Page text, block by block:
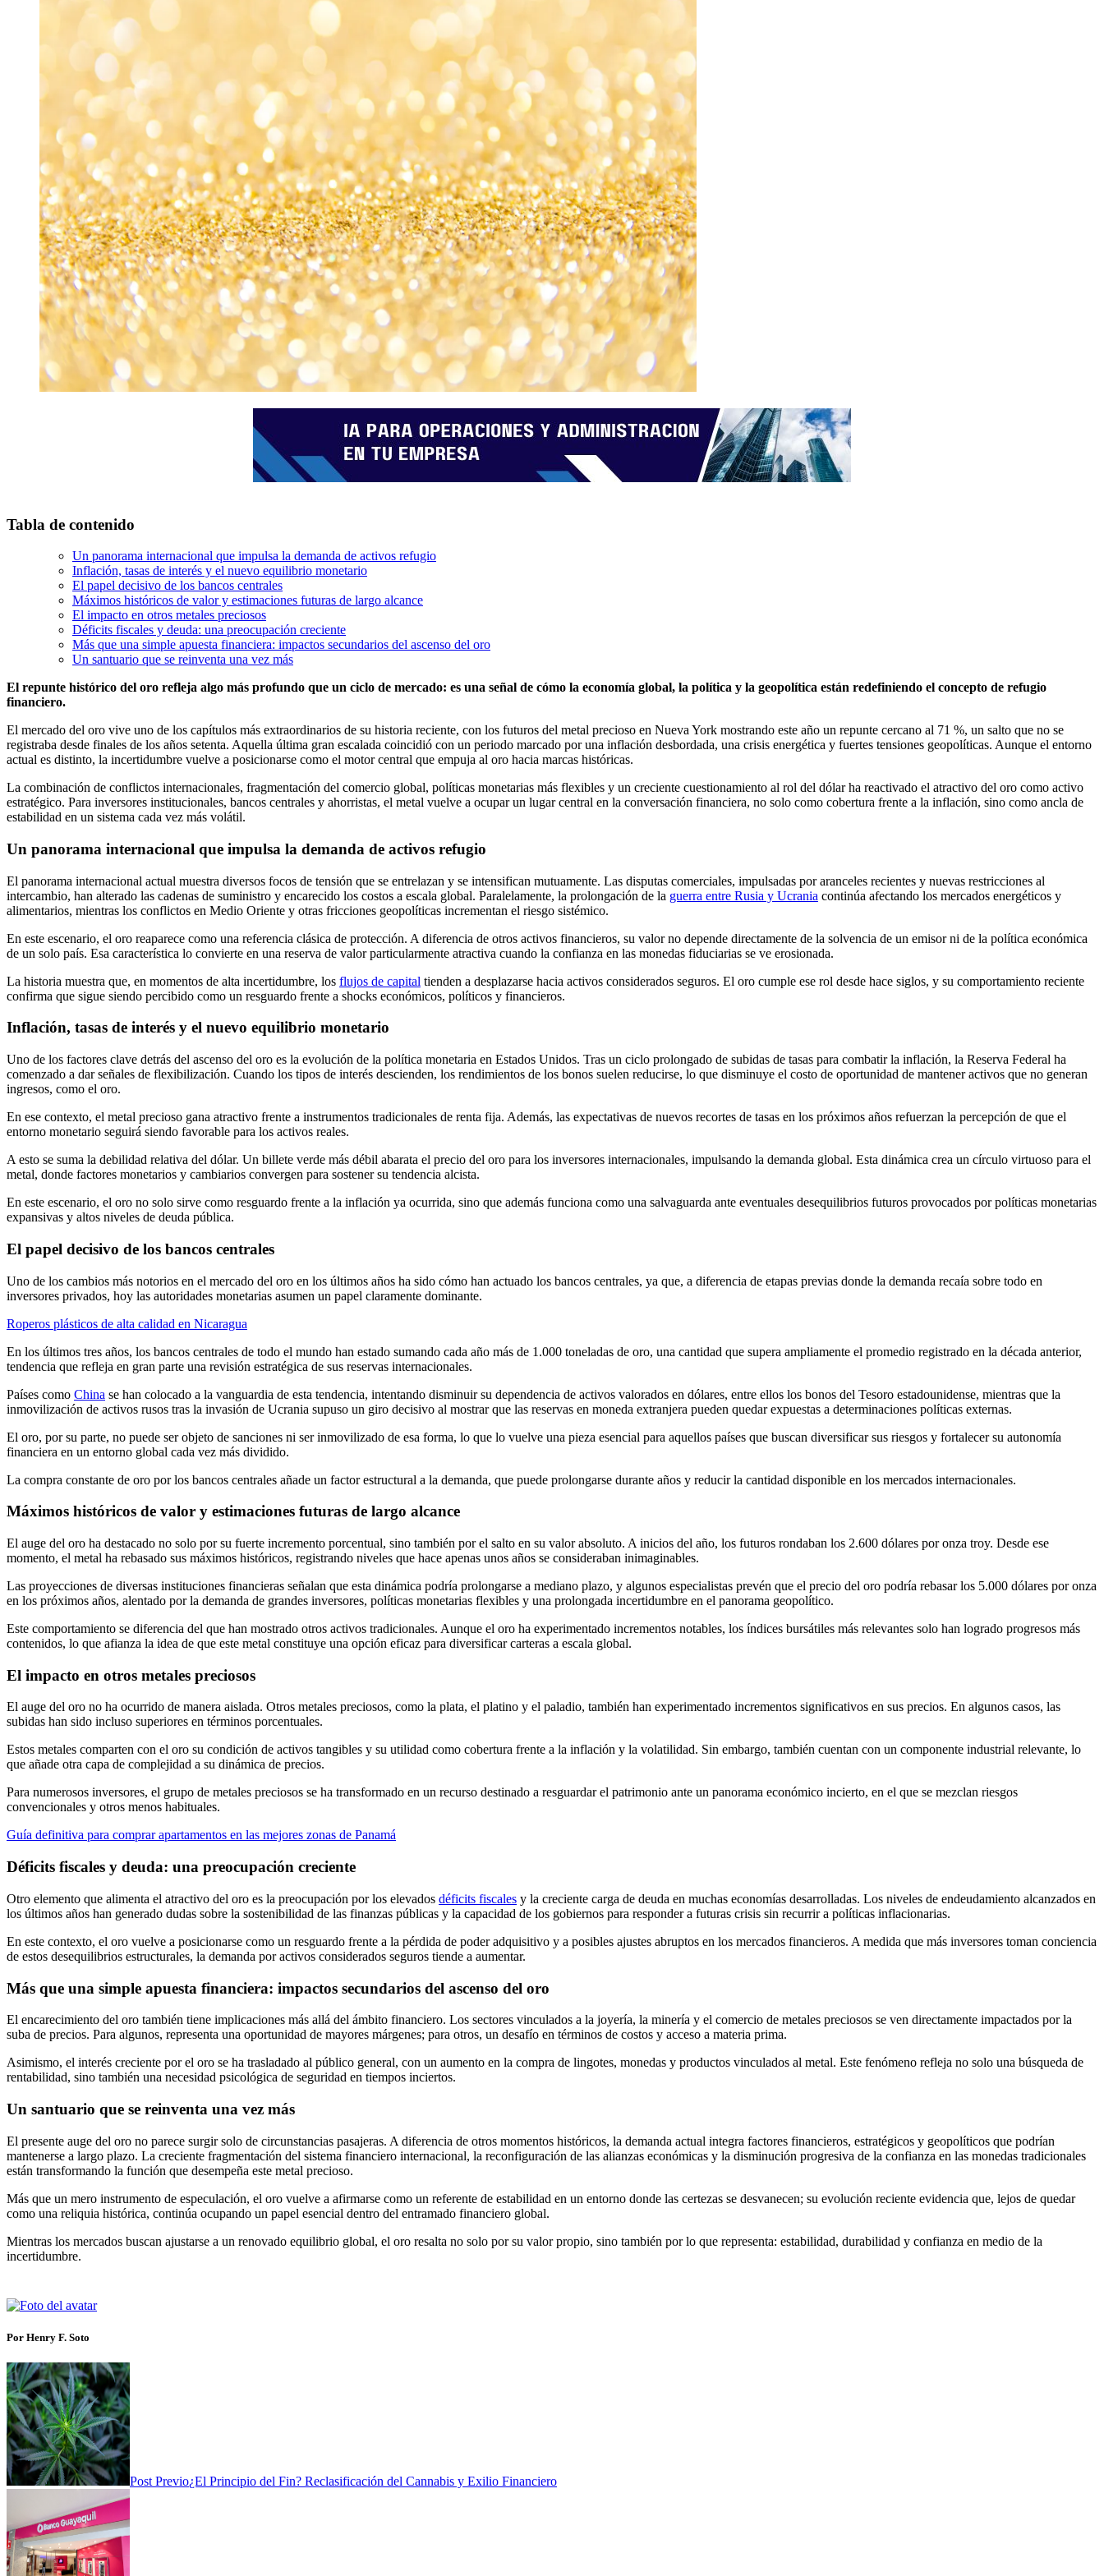
Tabla de contenido
Un panorama internacional que impulsa la demanda de activos refugio
Inflación, tasas de interés y el nuevo equilibrio monetario
El papel decisivo de los bancos centrales
Máximos históricos de valor y estimaciones futuras de largo alcance
El impacto en otros metales preciosos
Déficits fiscales y deuda: una preocupación creciente
Más que una simple apuesta financiera: impactos secundarios del ascenso del oro
Un santuario que se reinventa una vez más
El repunte histórico del oro refleja algo más profundo que un ciclo de mercado: es una señal de cómo la economía global, la política y la geopolítica están redefiniendo el concepto de refugio
financiero.
El mercado del oro vive uno de los capítulos más extraordinarios de su historia reciente, con los futuros del metal precioso en Nueva York mostrando este año un repunte cercano al 71 %, un salto que no se
registraba desde finales de los años setenta. Aquella última gran escalada coincidió con un periodo marcado por una inflación desbordada, una crisis energética y fuertes tensiones geopolíticas. Aunque el entorno
actual es distinto, la incertidumbre vuelve a posicionarse como el motor central que empuja al oro hacia marcas históricas.
La combinación de conflictos internacionales, fragmentación del comercio global, políticas monetarias más flexibles y un creciente cuestionamiento al rol del dólar ha reactivado el atractivo del oro como activo
estratégico. Para inversores institucionales, bancos centrales y ahorristas, el metal vuelve a ocupar un lugar central en la conversación financiera, no solo como cobertura frente a la inflación, sino como ancla de
estabilidad en un sistema cada vez más volátil.
Un panorama internacional que impulsa la demanda de activos refugio
El panorama internacional actual muestra diversos focos de tensión que se entrelazan y se intensifican mutuamente. Las disputas comerciales, impulsadas por aranceles recientes y nuevas restricciones al
intercambio, han alterado las cadenas de suministro y encarecido los costos a escala global. Paralelamente, la prolongación de la guerra entre Rusia y Ucrania continúa afectando los mercados energéticos y
alimentarios, mientras los conflictos en Medio Oriente y otras fricciones geopolíticas incrementan el riesgo sistémico.
En este escenario, el oro reaparece como una referencia clásica de protección. A diferencia de otros activos financieros, su valor no depende directamente de la solvencia de un emisor ni de la política económica
de un solo país. Esa característica lo convierte en una reserva de valor particularmente atractiva cuando la confianza en las monedas fiduciarias se ve erosionada.
La historia muestra que, en momentos de alta incertidumbre, los flujos de capital tienden a desplazarse hacia activos considerados seguros. El oro cumple ese rol desde hace siglos, y su comportamiento reciente
confirma que sigue siendo percibido como un resguardo frente a shocks económicos, políticos y financieros.
Inflación, tasas de interés y el nuevo equilibrio monetario
Uno de los factores clave detrás del ascenso del oro es la evolución de la política monetaria en Estados Unidos. Tras un ciclo prolongado de subidas de tasas para combatir la inflación, la Reserva Federal ha
comenzado a dar señales de flexibilización. Cuando los tipos de interés descienden, los rendimientos de los bonos suelen reducirse, lo que disminuye el costo de oportunidad de mantener activos que no generan
ingresos, como el oro.
En ese contexto, el metal precioso gana atractivo frente a instrumentos tradicionales de renta fija. Además, las expectativas de nuevos recortes de tasas en los próximos años refuerzan la percepción de que el
entorno monetario seguirá siendo favorable para los activos reales.
A esto se suma la debilidad relativa del dólar. Un billete verde más débil abarata el precio del oro para los inversores internacionales, impulsando la demanda global. Esta dinámica crea un círculo virtuoso para el
metal, donde factores monetarios y cambiarios convergen para sostener su tendencia alcista.
En este escenario, el oro no solo sirve como resguardo frente a la inflación ya ocurrida, sino que además funciona como una salvaguarda ante eventuales desequilibrios futuros provocados por políticas monetarias
expansivas y altos niveles de deuda pública.
El papel decisivo de los bancos centrales
Uno de los cambios más notorios en el mercado del oro en los últimos años ha sido cómo han actuado los bancos centrales, ya que, a diferencia de etapas previas donde la demanda recaía sobre todo en
inversores privados, hoy las autoridades monetarias asumen un papel claramente dominante.
Roperos plásticos de alta calidad en Nicaragua
En los últimos tres años, los bancos centrales de todo el mundo han estado sumando cada año más de 1.000 toneladas de oro, una cantidad que supera ampliamente el promedio registrado en la década anterior,
tendencia que refleja en gran parte una revisión estratégica de sus reservas internacionales.
Países como China se han colocado a la vanguardia de esta tendencia, intentando disminuir su dependencia de activos valorados en dólares, entre ellos los bonos del Tesoro estadounidense, mientras que la
inmovilización de activos rusos tras la invasión de Ucrania supuso un giro decisivo al mostrar que las reservas en moneda extranjera pueden quedar expuestas a determinaciones políticas externas.
El oro, por su parte, no puede ser objeto de sanciones ni ser inmovilizado de esa forma, lo que lo vuelve una pieza esencial para aquellos países que buscan diversificar sus riesgos y fortalecer su autonomía
financiera en un entorno global cada vez más dividido.
La compra constante de oro por los bancos centrales añade un factor estructural a la demanda, que puede prolongarse durante años y reducir la cantidad disponible en los mercados internacionales.
Máximos históricos de valor y estimaciones futuras de largo alcance
El auge del oro ha destacado no solo por su fuerte incremento porcentual, sino también por el salto en su valor absoluto. A inicios del año, los futuros rondaban los 2.600 dólares por onza troy. Desde ese
momento, el metal ha rebasado sus máximos históricos, registrando niveles que hace apenas unos años se consideraban inimaginables.
Las proyecciones de diversas instituciones financieras señalan que esta dinámica podría prolongarse a mediano plazo, y algunos especialistas prevén que el precio del oro podría rebasar los 5.000 dólares por onza
en los próximos años, alentado por la demanda de grandes inversores, políticas monetarias flexibles y una prolongada incertidumbre en el panorama geopolítico.
Este comportamiento se diferencia del que han mostrado otros activos tradicionales. Aunque el oro ha experimentado incrementos notables, los índices bursátiles más relevantes solo han logrado progresos más
contenidos, lo que afianza la idea de que este metal constituye una opción eficaz para diversificar carteras a escala global.
El impacto en otros metales preciosos
El auge del oro no ha ocurrido de manera aislada. Otros metales preciosos, como la plata, el platino y el paladio, también han experimentado incrementos significativos en sus precios. En algunos casos, las
subidas han sido incluso superiores en términos porcentuales.
Estos metales comparten con el oro su condición de activos tangibles y su utilidad como cobertura frente a la inflación y la volatilidad. Sin embargo, también cuentan con un componente industrial relevante, lo
que añade otra capa de complejidad a su dinámica de precios.
Para numerosos inversores, el grupo de metales preciosos se ha transformado en un recurso destinado a resguardar el patrimonio ante un panorama económico incierto, en el que se mezclan riesgos
convencionales y otros menos habituales.
Guía definitiva para comprar apartamentos en las mejores zonas de Panamá
Déficits fiscales y deuda: una preocupación creciente
Otro elemento que alimenta el atractivo del oro es la preocupación por los elevados déficits fiscales y la creciente carga de deuda en muchas economías desarrolladas. Los niveles de endeudamiento alcanzados en
los últimos años han generado dudas sobre la sostenibilidad de las finanzas públicas y la capacidad de los gobiernos para responder a futuras crisis sin recurrir a políticas inflacionarias.
En este contexto, el oro vuelve a posicionarse como un resguardo frente a la pérdida de poder adquisitivo y a posibles ajustes abruptos en los mercados financieros. A medida que más inversores toman conciencia
de estos desequilibrios estructurales, la demanda por activos considerados seguros tiende a aumentar.
Más que una simple apuesta financiera: impactos secundarios del ascenso del oro
El encarecimiento del oro también tiene implicaciones más allá del ámbito financiero. Los sectores vinculados a la joyería, la minería y el comercio de metales preciosos se ven directamente impactados por la
suba de precios. Para algunos, representa una oportunidad de mayores márgenes; para otros, un desafío en términos de costos y acceso a materia prima.
Asimismo, el interés creciente por el oro se ha trasladado al público general, con un aumento en la compra de lingotes, monedas y productos vinculados al metal. Este fenómeno refleja no solo una búsqueda de
rentabilidad, sino también una necesidad psicológica de seguridad en tiempos inciertos.
Un santuario que se reinventa una vez más
El presente auge del oro no parece surgir solo de circunstancias pasajeras. A diferencia de otros momentos históricos, la demanda actual integra factores financieros, estratégicos y geopolíticos que podrían
mantenerse a largo plazo. La creciente fragmentación del sistema financiero internacional, la reconfiguración de las alianzas económicas y la disminución progresiva de la confianza en las monedas tradicionales
están transformando la función que desempeña este metal precioso.
Más que un mero instrumento de especulación, el oro vuelve a afirmarse como un referente de estabilidad en un entorno donde las certezas se desvanecen; su evolución reciente evidencia que, lejos de quedar
como una reliquia histórica, continúa ocupando un papel esencial dentro del entramado financiero global.
Mientras los mercados buscan ajustarse a un renovado equilibrio global, el oro resalta no solo por su valor propio, sino también por lo que representa: estabilidad, durabilidad y confianza en medio de la
incertidumbre.
Por Henry F. Soto
Post Previo¿El Principio del Fin? Reclasificación del Cannabis y Exilio Financiero